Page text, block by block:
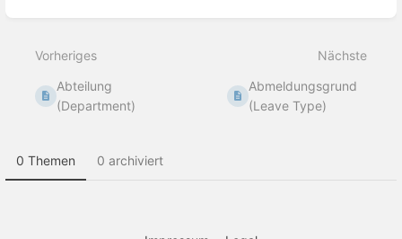
Vorheriges
Abteilung
(Department)
Nächste
Abmeldungsgrund
(Leave Type)
0 Themen 0 archiviert